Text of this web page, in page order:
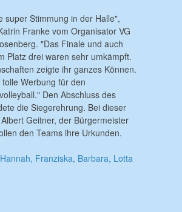
super Stimmung in der Halle",
Franke vom Organisator VG
"Das Finale und auch
Platz drei waren sehr umkämpft.
zeigte ihr ganzes Können.
Werbung für den
Den Abschluss des
die Siegerehrung. Bei dieser
Geitner, der Bürgermeister
den Teams ihre Urkunden.
Franziska, Barbara, Lotta